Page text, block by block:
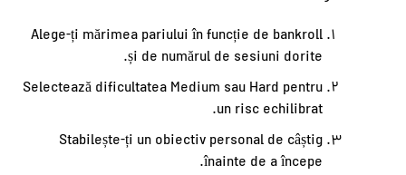
Alege-ți mărimea pariului în funcție de bankroll
și de numărul de sesiuni dorite.
Selectează dificultatea Medium sau Hard pentru
un risc echilibrat.
Stabilește-ți un obiectiv personal de câștig
înainte de a începe.